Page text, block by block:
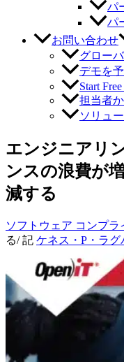
パ
パ
お問い合わせ
グロー
デモを
Start
担当者
ソリュ
エンジニアリ
ンスの浪費が
減する
ソフトウェア コンプラ
る/ 記 ケネス・P・ラグ